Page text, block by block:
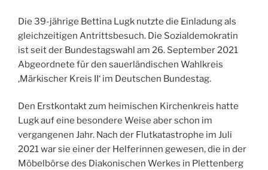
Die 39-jährige Bettina Lugk nutzte die Einladung als
gleichzeitigen Antrittsbesuch. Die Sozialdemokratin
ist seit der Bundestagswahl am 26. September 2021
Abgeordnete für den sauerländischen Wahlkreis
‚Märkischer Kreis II‘ im Deutschen Bundestag.
Den Erstkontakt zum heimischen Kirchenkreis hatte
Lugk auf eine besondere Weise aber schon im
vergangenen Jahr. Nach der Flutkatastrophe im Juli
2021 war sie einer der Helferinnen gewesen, die in der
Möbelbörse des Diakonischen Werkes in Plettenberg